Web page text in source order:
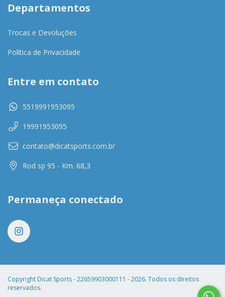
Departamentos
Trocas e Devoluções
Política de Privacidade
Entre em contato
5519991953095
19991953095
contato@dicatsports.com.br
Rod sp 95 - Km. 68,3
Permaneça conectado
Copyright Dicat Sports - 22659903000111 - 2026. Todos os direitos
reservados.